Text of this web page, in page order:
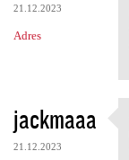
21.12.2023
Adres
jackmaaa
21.12.2023